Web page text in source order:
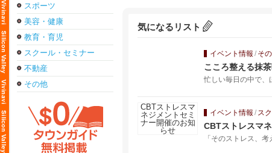
スポーツ
美容・健康
教育・育児
スクール・セミナー
不動産
その他
気になるリスト
イベント情報 / そ
こころ整える抹
忙しい毎日の中で、
イベント情報 / ス
CBTストレスマ
「そのストレス、